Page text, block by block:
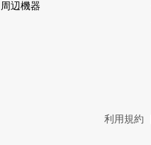
周辺機器
利用規約